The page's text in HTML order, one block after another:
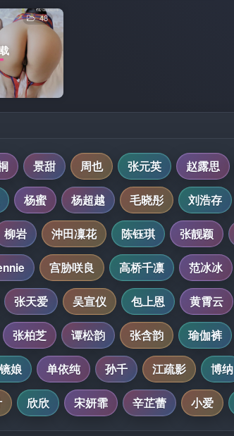
48
景甜 周也 张元英 赵露思
杨蜜 杨超越 毛晓彤 刘浩存
柳岩 沖田凜花 陈钰琪 张靓颖
宫胁咲良 高桥千凛 范冰冰
张天爱 吴宣仪 包上恩 黄霄云
张柏芝 谭松韵 张含韵 瑜伽裤
娘 单依纯 孙千 江疏影 博纳
欣欣 宋妍霏 辛芷蕾 小爱